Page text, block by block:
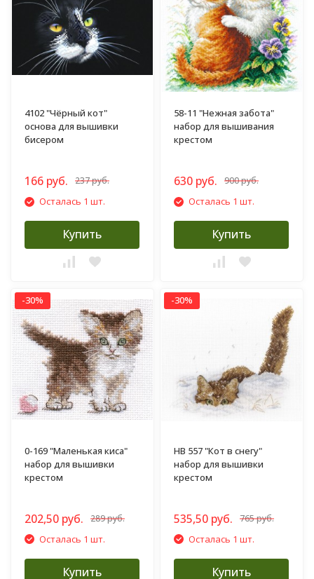
4102 "Чёрный кот"
основа для вышивки
бисером
166 руб. 237 руб.
Осталась 1 шт.
Купить
58-11 "Нежная забота"
набор для вышивания
крестом
630 руб. 900 руб.
Осталась 1 шт.
Купить
-30%
0-169 "Маленькая киса"
набор для вышивки
крестом
202,50 руб. 289 руб.
Осталась 1 шт.
Купить
-30%
НВ 557 "Кот в снегу"
набор для вышивки
крестом
535,50 руб. 765 руб.
Осталась 1 шт.
Купить